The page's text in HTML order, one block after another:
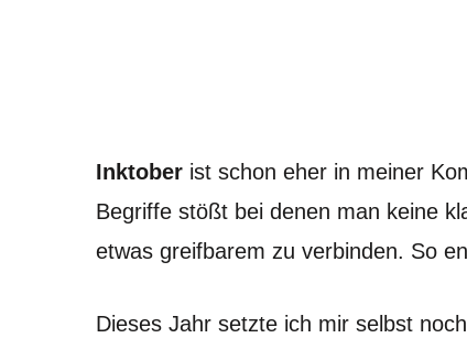
Inktober ist schon eher in meiner
Begriffe stößt bei denen man keine
etwas greifbarem zu verbinden. So
Dieses Jahr setzte ich mir selbst